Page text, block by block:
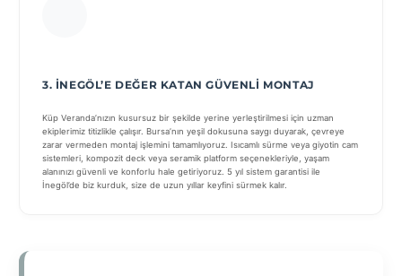
3. İNEGÖL’E DEĞER KATAN GÜVENLI MONTAJ
Küp Veranda’nızın kusursuz bir şekilde yerine yerleştirilmesi için uzman
ekiplerimiz titizlikle çalışır. Bursa’nın yeşil dokusuna saygı duyarak, çevreye
zarar vermeden montaj işlemini tamamlıyoruz. Isıcamlı sürme veya giyotin cam
sistemleri, kompozit deck veya seramik platform seçenekleriyle, yaşam
alanınızı güvenli ve konforlu hale getiriyoruz. 5 yıl sistem garantisi ile
İnegöl’de biz kurduk, size de uzun yıllar keyfini sürmek kalır.